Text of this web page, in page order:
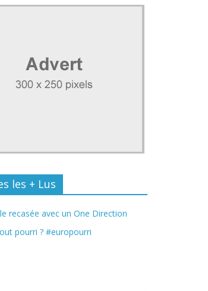
les + Lus
recasée avec un One Direction
pourri ? #europourri